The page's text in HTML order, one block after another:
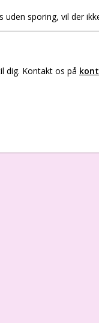
sporing, vil der
dig. Kontakt os på